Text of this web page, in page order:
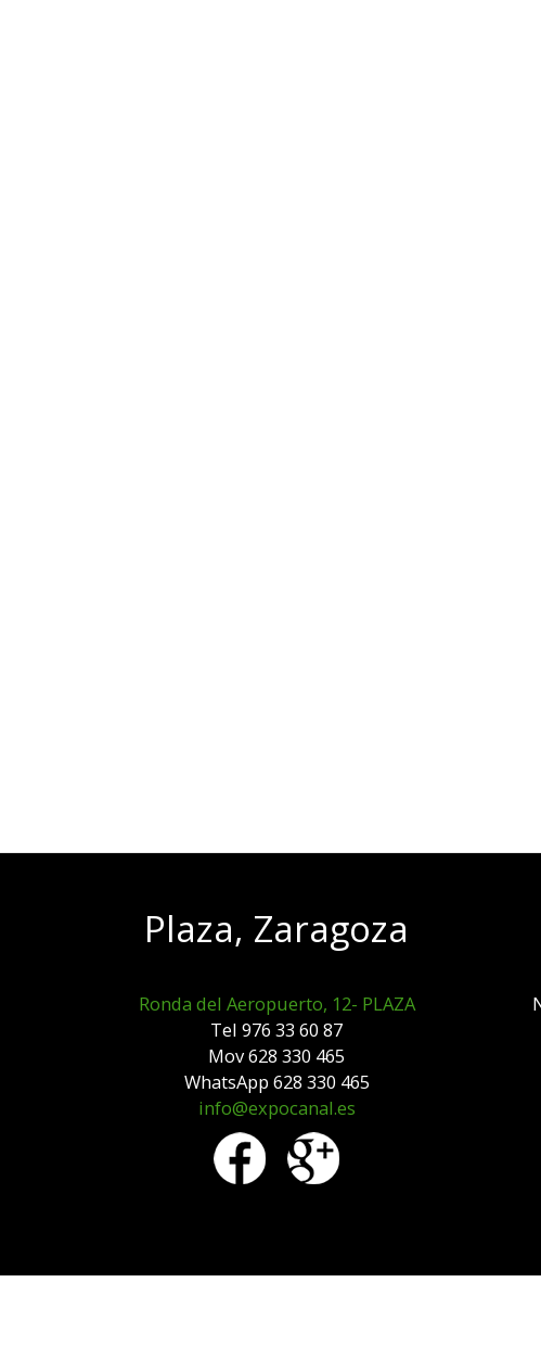
Plaza, Zaragoza
Ronda del Aeropuerto, 12- PLAZA
Tel 976 33 60 87
Mov 628 330 465
WhatsApp 628 330 465
info@expocanal.es